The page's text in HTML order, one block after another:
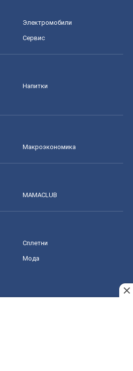
Электромобили
Сервис
Напитки
Mакроэкономика
MAMACLUB
Сплетни
Мода